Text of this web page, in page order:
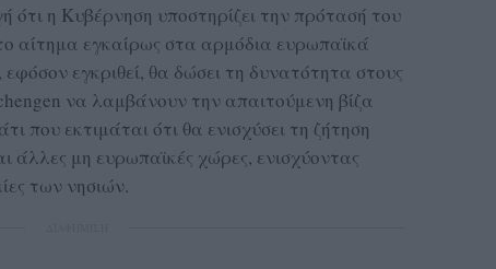
ότι η Κυβέρνηση υποστηρίζει την πρότασή του
αίτημα εγκαίρως στα αρμόδια ευρωπαϊκά
εγκριθεί, θα δώσει τη δυνατότητα στους
να λαμβάνουν την απαιτούμενη βίζα
που εκτιμάται ότι θα ενισχύσει τη ζήτηση
μη ευρωπαϊκές χώρες, ενισχύοντας
των νησιών.